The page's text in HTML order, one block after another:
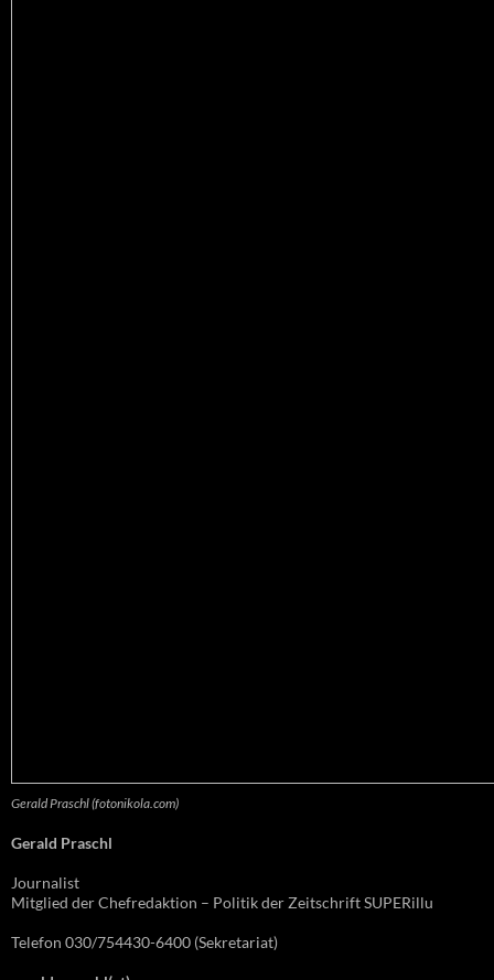
Gerald Praschl (fotonikola.com)
Gerald Praschl
Journalist
Mitglied der Chefredaktion – Politik der Zeitschrift SUPERillu
Telefon 030/754430-6400 (Sekretariat)